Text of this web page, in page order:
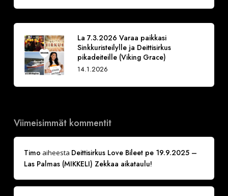
La 7.3.2026 Varaa paikkasi
Sinkkuristeilylle ja Deittisirkus
pikadeiteille (Viking Grace)
14.1.2026
Viimeisimmät kommentit
Timo aiheesta Deittisirkus Love Bileet pe 19.9.2025 –
Las Palmas (MIKKELI) Zekkaa aikataulu!